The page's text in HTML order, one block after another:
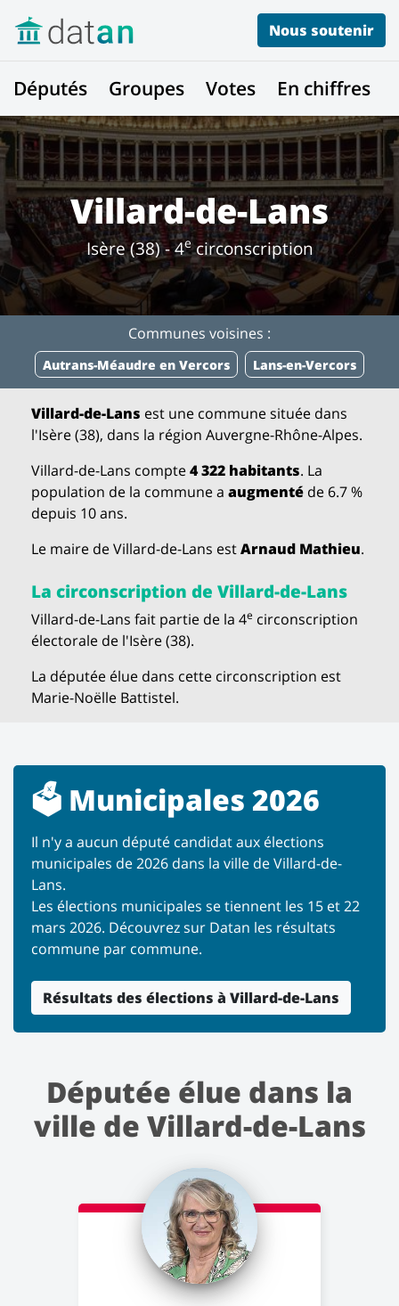
Nous soutenir
Députés Groupes Votes En chiffres
Villard-de-Lans
Isère (38) - 4ecirconscription
Communes voisines :
Autrans-Méaudre en Vercors Lans-en-Vercors
Villard-de-Lans est une commune située dans
l'Isère (38), dans la région Auvergne-Rhône-Alpes.
Villard-de-Lans compte4 322 habitants. La
population de la commune aaugmenté de 6.7 %
depuis 10 ans.
Le maire de Villard-de-Lans estArnaud Mathieu.
La circonscription de Villard-de-Lans
Villard-de-Lans fait partie de la 4e circonscription
électorale de l'Isère (38).
La députée élue dans cette circonscription est
Marie-Noëlle Battistel.
🗳️ Municipales 2026
Il n'y a aucun député candidat aux élections
municipales de 2026 dans la ville de Villard-de-
Lans.
Les élections municipales se tiennent les 15 et 22
mars 2026. Découvrez sur Datan les résultats
commune par commune.
Résultats des élections à Villard-de-Lans
Députée élue dans la
ville de Villard-de-Lans